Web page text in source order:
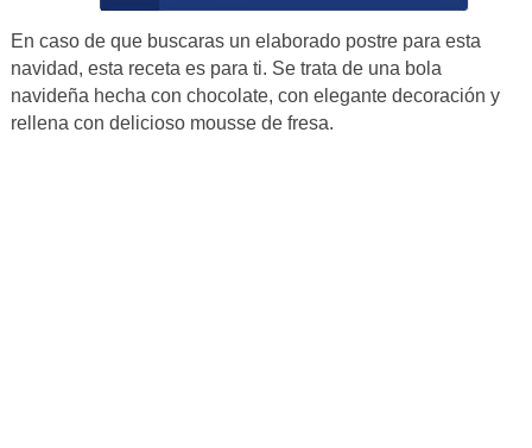
En caso de que buscaras un elaborado postre para esta
navidad, esta receta es para ti. Se trata de una bola
navideña hecha con chocolate, con elegante decoración y
rellena con delicioso mousse de fresa.